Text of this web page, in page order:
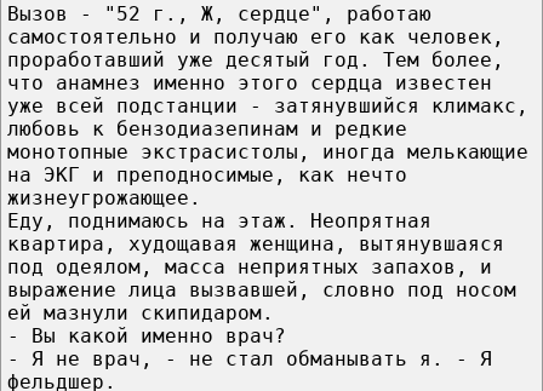
Вызов - "52 г., Ж, сердце", работаю
самостоятельно и получаю его как человек,
проработавший уже десятый год. Тем более,
что анамнез именно этого сердца известен
уже всей подстанции - затянувшийся климакс,
любовь к бензодиазепинам и редкие
монотопные экстрасистолы, иногда мелькающие
на ЭКГ и преподносимые, как нечто
жизнеугрожающее.
Еду, поднимаюсь на этаж. Неопрятная
квартира, худощавая женщина, вытянувшаяся
под одеялом, масса неприятных запахов, и
выражение лица вызвавшей, словно под носом
ей мазнули скипидаром.
- Вы какой именно врач?
- Я не врач, - не стал обманывать я. - Я
фельдшер.